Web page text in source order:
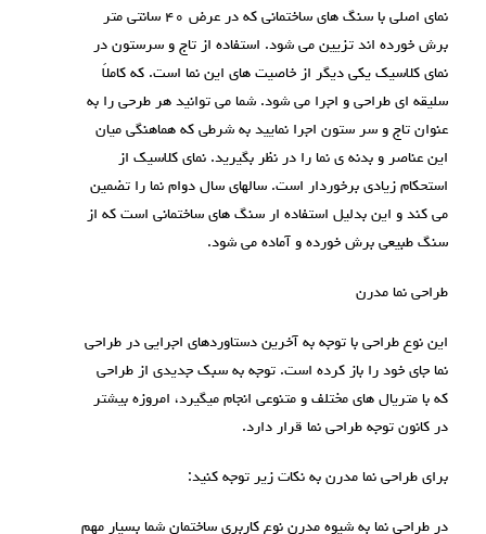
نمای اصلی با سنگ های ساختمانی که در عرض ۴۰ سانتی متر
برش خورده اند تزیین می شود. استفاده از تاج و سرستون در
نمای کلاسیک یکی دیگر از خاصیت های این نما است. که کاملاً
سلیقه ای طراحی و اجرا می شود. شما می توانید هر طرحی را به
عنوان تاج و سر ستون اجرا نمایید به شرطی که هماهنگی میان
این عناصر و بدنه ی نما را در نظر بگیرید. نمای کلاسیک از
استحکام زیادی برخوردار است. سالهای سال دوام نما را تضمین
می کند و این بدلیل استفاده ار سنگ های ساختمانی است که از
سنگ طبیعی برش خورده و آماده می شود.
طراحی نما مدرن
این نوع طراحی با توجه به آخرین دستاوردهای اجرایی در طراحی
نما جای خود را باز کرده است. توجه به سبک جدیدی از طراحی
که با متریال های مختلف و متنوعی انجام میگیرد، امروزه بیشتر
در کانون توجه طراحی نما قرار دارد.
برای طراحی نما مدرن به نکات زیر توجه کنید:
در طراحی نما به شیوه مدرن نوع کاربری ساختمان شما بسیار مهم